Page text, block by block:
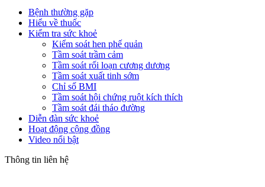
Bệnh thường gặp
Hiểu về thuốc
Kiểm tra sức khoẻ
Kiểm soát hen phế quản
Tầm soát trầm cảm
Tầm soát rối loạn cương dương
Tầm soát xuất tinh sớm
Chỉ số BMI
Tầm soát hội chứng ruột kích thích
Tầm soát đái tháo đường
Diễn đàn sức khoẻ
Hoạt động cộng đồng
Video nổi bật
Thông tin liên hệ